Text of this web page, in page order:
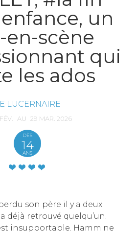
un
en-scène
qui
les ados
LUCERNAIRE
FÉV. AU 29 MAR. 2026
DÈS
14
ANS
son père il y a deux
déjà retrouvé quelqu’un.
insupportable. Hamm ne